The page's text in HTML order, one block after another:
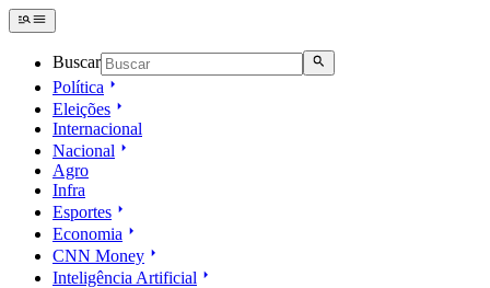
Buscar
Política
Eleições
Internacional
Nacional
Agro
Infra
Esportes
Economia
CNN Money
Inteligência Artificial